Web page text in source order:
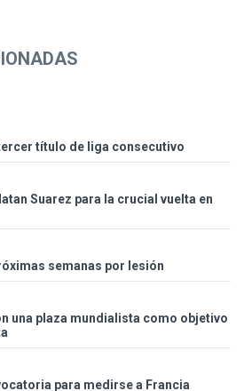
título de liga consecutivo
Suarez para la crucial vuelta en
semanas por lesión
una plaza mundialista como objetivo
para medirse a Francia